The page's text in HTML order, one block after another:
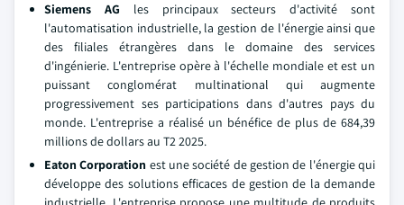
Siemens AG les principaux secteurs d'activité sont
l'automatisation industrielle, la gestion de l'énergie ainsi que
des filiales étrangères dans le domaine des services
d'ingénierie. L'entreprise opère à l'échelle mondiale et est un
puissant conglomérat multinational qui augmente
progressivement ses participations dans d'autres pays du
monde. L'entreprise a réalisé un bénéfice de plus de 684,39
millions de dollars au T2 2025.
Eaton Corporation est une société de gestion de l'énergie qui
développe des solutions efficaces de gestion de la demande